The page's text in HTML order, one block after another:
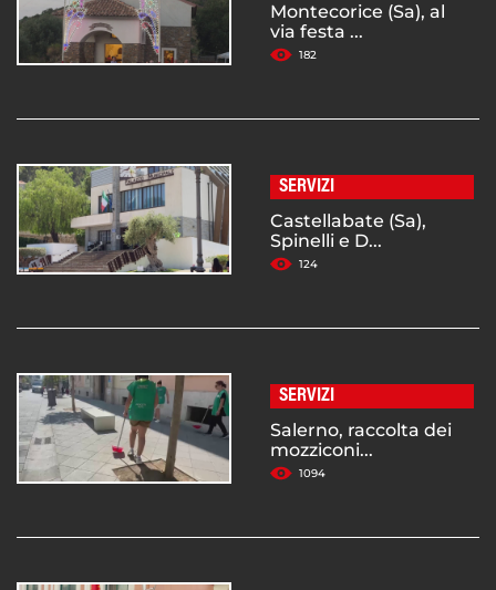
Montecorice (Sa), al
via festa ...
182
SERVIZI
Castellabate (Sa),
Spinelli e D...
124
SERVIZI
Salerno, raccolta dei
mozziconi...
1094